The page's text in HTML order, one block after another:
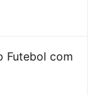
Futebol com